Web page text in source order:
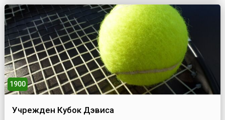
холодильная машина помещалась в кухонном...
1900
Учрежден Кубок Дэвиса